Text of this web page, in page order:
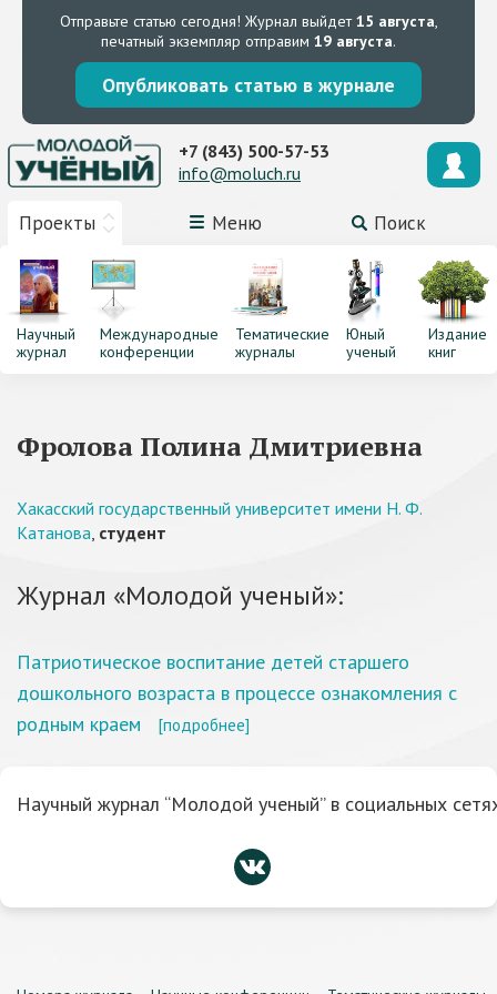
Отправьте статью сегодня! Журнал выйдет15 августа,
печатный экземпляр отправим 19 августа.
Опубликовать статью в журнале
Проекты Меню Поиск
+7 (843) 500-57-53
info@moluch.ru
Научный
журнал
Международные
конференции
Тематические
журналы
Юный
ученый
Издание
книг
Фролова Полина Дмитриевна
Хакасский государственный университет имени Н. Ф.
Катанова, студент
Журнал «Молодой ученый»:
Патриотическое воспитание детей старшего
дошкольного возраста в процессе ознакомления с
родным краем
[подробнее]
Научный журнал “Молодой ученый” в социальных